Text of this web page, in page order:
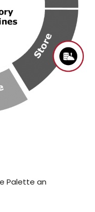
Palette an